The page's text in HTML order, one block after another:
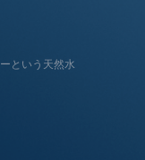
という天然水